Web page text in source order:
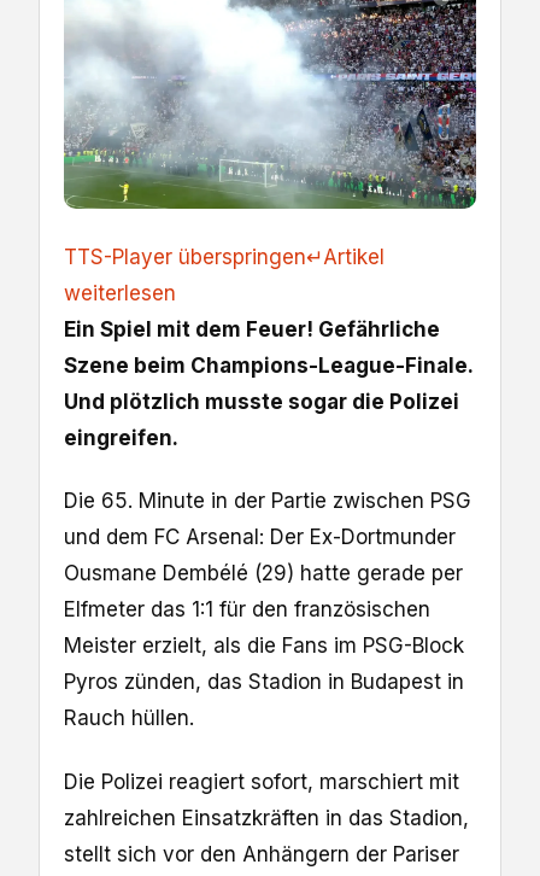
TTS-Player überspringen↵Artikel
weiterlesen
Ein Spiel mit dem Feuer! Gefährliche
Szene beim Champions-League-Finale.
Und plötzlich musste sogar die Polizei
eingreifen.
Die 65. Minute in der Partie zwischen PSG
und dem FC Arsenal: Der Ex-Dortmunder
Ousmane Dembélé (29) hatte gerade per
Elfmeter das 1:1 für den französischen
Meister erzielt, als die Fans im PSG-Block
Pyros zünden, das Stadion in Budapest in
Rauch hüllen.
Die Polizei reagiert sofort, marschiert mit
zahlreichen Einsatzkräften in das Stadion,
stellt sich vor den Anhängern der Pariser